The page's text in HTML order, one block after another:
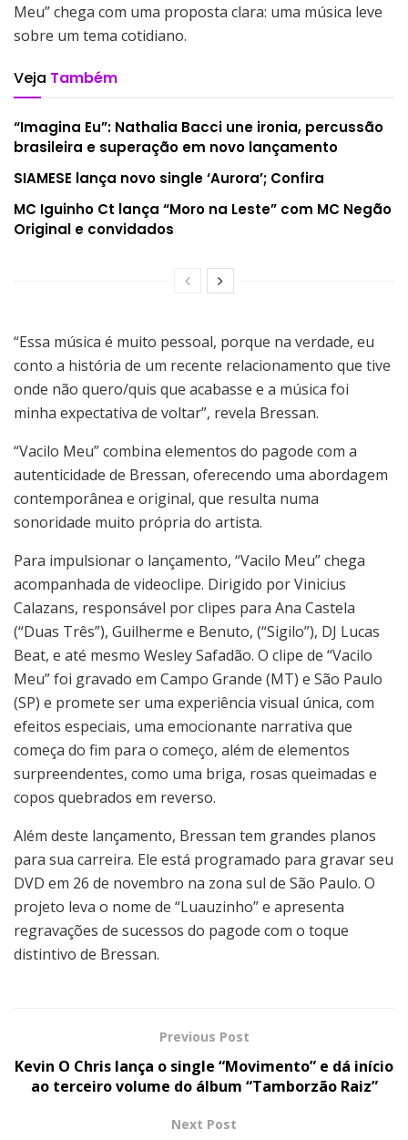
Meu” chega com uma proposta clara: uma música leve
sobre um tema cotidiano.
Veja Também
“Imagina Eu”: Nathalia Bacci une ironia, percussão
brasileira e superação em novo lançamento
SIAMESE lança novo single ‘Aurora’; Confira
MC Iguinho Ct lança “Moro na Leste” com MC Negão
Original e convidados
“Essa música é muito pessoal, porque na verdade, eu
conto a história de um recente relacionamento que tive
onde não quero/quis que acabasse e a música foi
minha expectativa de voltar”, revela Bressan.
“Vacilo Meu” combina elementos do pagode com a
autenticidade de Bressan, oferecendo uma abordagem
contemporânea e original, que resulta numa
sonoridade muito própria do artista.
Para impulsionar o lançamento, “Vacilo Meu” chega
acompanhada de videoclipe. Dirigido por Vinicius
Calazans, responsável por clipes para Ana Castela
(“Duas Três”), Guilherme e Benuto, (“Sigilo”), DJ Lucas
Beat, e até mesmo Wesley Safadão. O clipe de “Vacilo
Meu” foi gravado em Campo Grande (MT) e São Paulo
(SP) e promete ser uma experiência visual única, com
efeitos especiais, uma emocionante narrativa que
começa do fim para o começo, além de elementos
surpreendentes, como uma briga, rosas queimadas e
copos quebrados em reverso.
Além deste lançamento, Bressan tem grandes planos
para sua carreira. Ele está programado para gravar seu
DVD em 26 de novembro na zona sul de São Paulo. O
projeto leva o nome de “Luauzinho” e apresenta
regravações de sucessos do pagode com o toque
distintivo de Bressan.
Previous Post
Kevin O Chris lança o single “Movimento” e dá início
ao terceiro volume do álbum “Tamborzão Raiz”
Next Post